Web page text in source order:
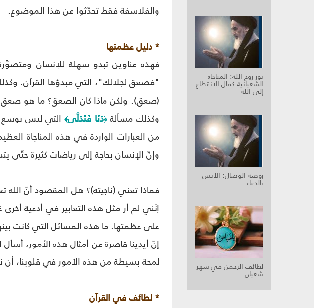
نور روح الله: المناجاة
الشعبانية كمال الانقطاع
إلى الله
روضة الوصال‏: الأنس
بالدعاء
لطائف الرحمن في شهر
شعبان
والفلاسفة فقط تحدّثوا عن هذا الموضوع.
* دليل عظمتها
فهذه عناوين تبدو سهلة للإنسان
"فصعق لجلالك"، التي مبدؤها القرآن.
(صعق). ولكن ماذا كان الصعق؟ ما هو صعق
وكذلك مسألة﴿دَنَا فَتَدَلَّى﴾التي ليس بوسع
من العبارات الواردة في هذه المناجاة
وإنّ الإنسان بحاجة إلى رياضات كثيرة حتّى
فماذا تعني (ناجيتَه)؟ هل المقصود أنّ الله
إنّني لم أرَ مثل هذه التعابير في أدعية
على عظمتها. ما هذه المسائل التي كانت
إنّ أيدينا قاصرة عن أمثال هذه الأمور،
لمحة بسيطة من هذه الأمور في قلوبنا، أن
* لطائف في القرآن